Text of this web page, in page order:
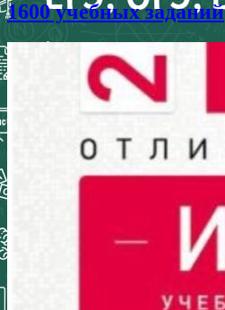
1600 учебных заданий